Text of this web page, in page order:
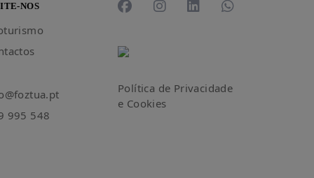
NOS
995 548
Política de Privacidade
e Cookies